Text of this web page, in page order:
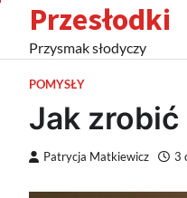
content
Przesłodki
Przysmak słodyczy
POMYSŁY
Jak
Patrycja Matkiewicz 3